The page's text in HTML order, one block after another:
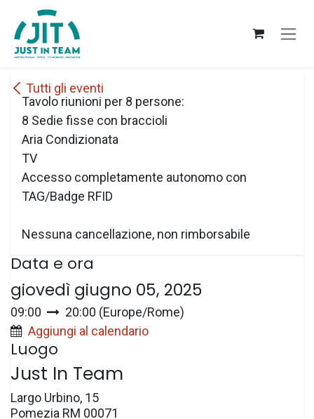
Passa al contenuto
Tutti gli eventi
Tavolo riunioni per 8 persone:
8 Sedie fisse con braccioli
Aria Condizionata
TV
Accesso completamente autonomo con
TAG/Badge RFID
Nessuna cancellazione, non rimborsabile
Data e ora
giovedì giugno 05, 2025
09:00 20:00 (Europe/Rome)
Aggiungi al calendario
Luogo
Just In Team
Largo Urbino, 15
Pomezia RM 00071